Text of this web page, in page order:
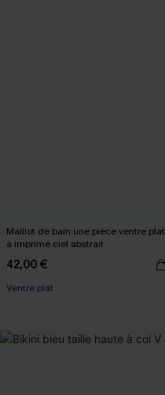
Maillot de bain une pièce ventre plat
à imprimé ciel abstrait
42,00 €
Ventre plat